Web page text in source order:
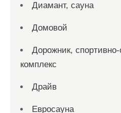
Диамант, сауна
Домовой
Дорожник,
комплекс
Драйв
Евросауна